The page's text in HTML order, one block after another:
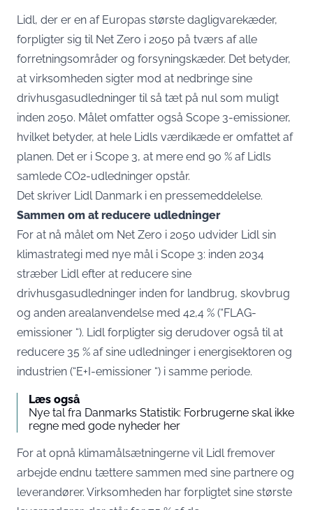
Lidl, der er en af Europas største dagligvarekæder,
forpligter sig til Net Zero i 2050 på tværs af alle
forretningsområder og forsyningskæder. Det betyder,
at virksomheden sigter mod at nedbringe sine
drivhusgasudledninger til så tæt på nul som muligt
inden 2050. Målet omfatter også Scope 3-emissioner,
hvilket betyder, at hele Lidls værdikæde er omfattet af
planen. Det er i Scope 3, at mere end 90 % af Lidls
samlede CO2-udledninger opstår.
Det skriver Lidl Danmark i en pressemeddelelse.
Sammen om at reducere udledninger
For at nå målet om Net Zero i 2050 udvider Lidl sin
klimastrategi med nye mål i Scope 3: inden 2034
stræber Lidl efter at reducere sine
drivhusgasudledninger inden for landbrug, skovbrug
og anden arealanvendelse med 42,4 % (“FLAG-
emissioner “). Lidl forpligter sig derudover også til at
reducere 35 % af sine udledninger i energisektoren og
industrien (“E+I-emissioner “) i samme periode.
Læs også
Nye tal fra Danmarks Statistik: Forbrugerne skal ikke
regne med gode nyheder her
For at opnå klimamålsætningerne vil Lidl fremover
arbejde endnu tættere sammen med sine partnere og
leverandører. Virksomheden har forpligtet sine største